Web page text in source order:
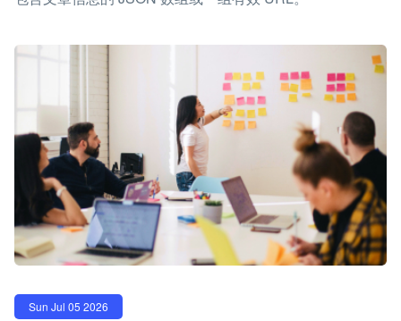
Sun Jul 05 2026